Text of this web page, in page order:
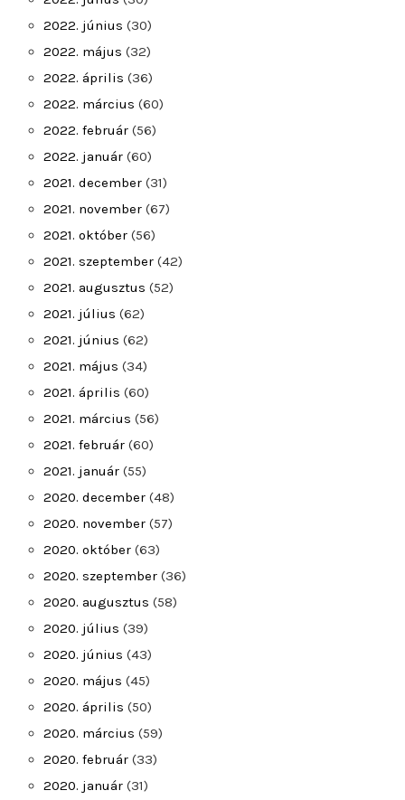
2022. június (30)
2022. május (32)
2022. április (36)
2022. március (60)
2022. február (56)
2022. január (60)
2021. december (31)
2021. november (67)
2021. október (56)
2021. szeptember (42)
2021. augusztus (52)
2021. július (62)
2021. június (62)
2021. május (34)
2021. április (60)
2021. március (56)
2021. február (60)
2021. január (55)
2020. december (48)
2020. november (57)
2020. október (63)
2020. szeptember (36)
2020. augusztus (58)
2020. július (39)
2020. június (43)
2020. május (45)
2020. április (50)
2020. március (59)
2020. február (33)
2020. január (31)